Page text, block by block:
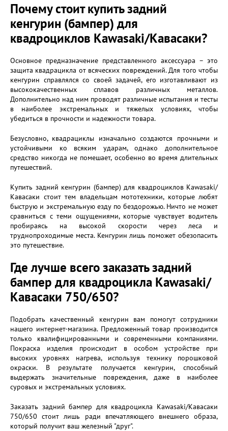
Почему стоит купить задний
кенгурин (бампер) для
квадроциклов Kawasaki/Кавасаки?
Основное предназначение представленного аксессуара – это
защита квадрацикла от всяческих повреждений. Для того чтобы
кенгурин справлялся со своей задачей, его изготавливают из
высококачественных сплавов различных металлов.
Дополнительно над ним проводят различные испытания и тесты
в наиболее экстремальных и тяжелых условиях, чтобы
убедиться в прочности и надежности товара.
Безусловно, квадрациклы изначально создаются прочными и
устойчивыми ко всяким ударам, однако дополнительное
средство никогда не помешает, особенно во время длительных
путешествий.
Купить задний кенгурин (бампер) для квадроциклов Kawasaki/
Кавасаки стоит тем владельцам мототехники, которые любят
быструю и экстремальную езду по бездорожью. Ничто не может
сравниться с теми ощущениями, которые чувствует водитель
пробираясь на высокой скорости через леса и
труднопроходимые места. Кенгурин лишь поможет обезопасить
это путешествие.
Где лучше всего заказать задний
бампер для квадроцикла Kawasaki/
Кавасаки 750/650?
Подобрать качественный кенгурин вам помогут сотрудники
нашего интернет-магазина. Предложенный товар производится
только квалифицированными и современными компаниями.
Покраска изделия происходит в особом устройстве при
высоких уровнях нагрева, используя технику порошковой
окраски. В результате получается кенгурин, способный
выдержать значительные повреждения, даже в наиболее
суровых и экстремальных условиях.
Заказать задний бампер для квадроцикла Kawasaki/Кавасаки
750/650 стоит лишь ради впечатляющего внешнего образа,
который получит ваш железный "друг".